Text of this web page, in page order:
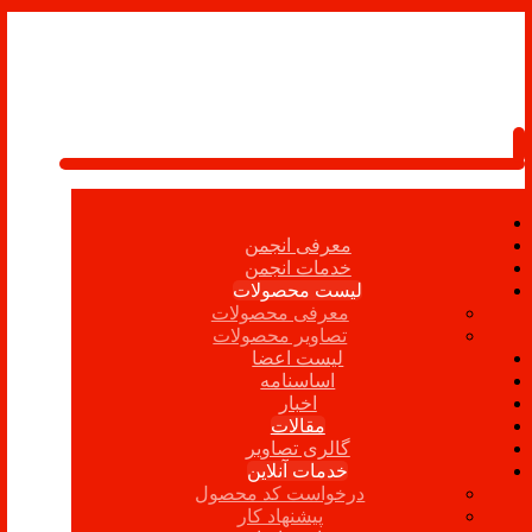
معرفی انجمن
خدمات انجمن
لیست محصولات
معرفی محصولات
تصاویر محصولات
لیست اعضا
اساسنامه
اخبار
مقالات
گالری تصاویر
خدمات آنلاین
درخواست کد محصول
پیشنهاد کار